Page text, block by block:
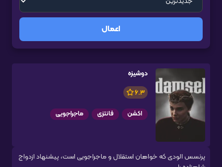
اعمال
دوشیزه
6.3
اکشن فانتزی ماجراجویی
پرنسس الودی که خواهان استقلال و ماجراجویی است، پیشنهاد ازدواج